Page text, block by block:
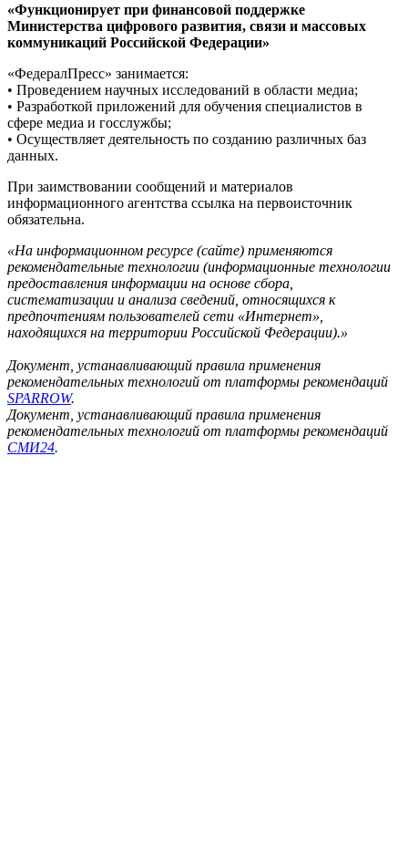
«Функционирует при финансовой поддержке
Министерства цифрового развития, связи и массовых
коммуникаций Российской Федерации»
«ФедералПресс» занимается:
• Проведением научных исследований в области медиа;
• Разработкой приложений для обучения специалистов в
сфере медиа и госслужбы;
• Осуществляет деятельность по созданию различных баз
данных.
При заимствовании сообщений и материалов
информационного агентства ссылка на первоисточник
обязательна.
«На информационном ресурсе (сайте) применяются
рекомендательные технологии (информационные технологии
предоставления информации на основе сбора,
систематизации и анализа сведений, относящихся к
предпочтениям пользователей сети «Интернет»,
находящихся на территории Российской Федерации).»
Документ, устанавливающий правила применения
рекомендательных технологий от платформы рекомендаций
SPARROW.
Документ, устанавливающий правила применения
рекомендательных технологий от платформы рекомендаций
СМИ24.